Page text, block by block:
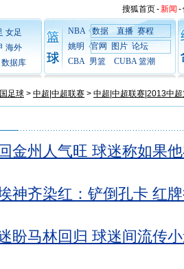
搜狐首页-新闻 -
女足
海外
数据库
NBA 数据 直播 赛程
姚明
官网 图片 论坛
CBA 男篮 CUBA 篮潮
足球 > 中超|中超联赛 > 中超|中超联赛|2013中
金州人气旺 球迷称如果
神齐染红：铲倒孔卡 红
盼马林回归 球迷间流传